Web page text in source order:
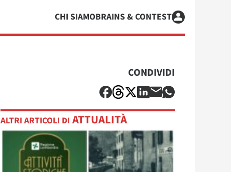
CHI SIAMOBRAINS & CONTEST
CONDIVIDI
ALTRI ARTICOLI DI ATTUALITÀ